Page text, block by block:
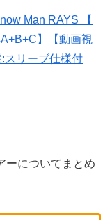
Man RAYS 【
】【動画視
スリーブ仕様付
ーについてまとめ